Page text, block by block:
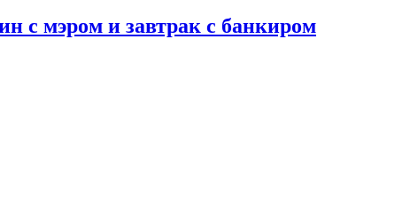
с мэром и завтрак с банкиром